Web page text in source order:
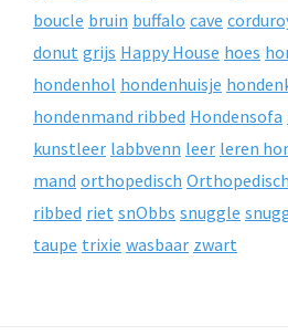
boucle bruin buffalo cave
donut grijs Happy House hoes
hondenhol hondenhuisje
hondenmand ribbed Hondensofa
kunstleer labbvenn leer leren
mand orthopedisch
ribbed riet snObbs snuggle
taupe trixie wasbaar zwart